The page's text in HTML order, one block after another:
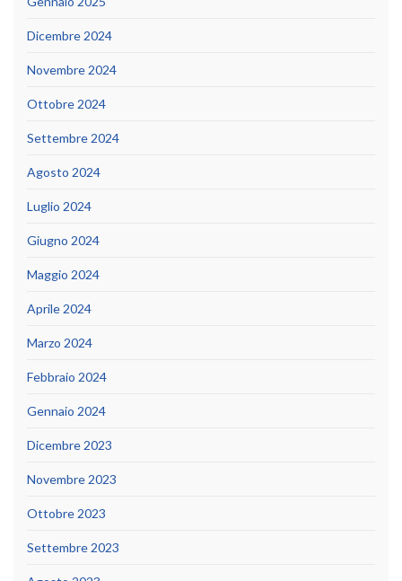
Dicembre 2024
Novembre 2024
Ottobre 2024
Settembre 2024
Agosto 2024
Luglio 2024
Giugno 2024
Maggio 2024
Aprile 2024
Marzo 2024
Febbraio 2024
Gennaio 2024
Dicembre 2023
Novembre 2023
Ottobre 2023
Settembre 2023